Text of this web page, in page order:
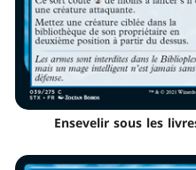
Ensevelir sous les